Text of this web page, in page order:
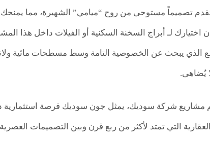
تصميماً مستوحى من روح “ميامي” الشهيرة، مما يمنحك
اختيارك لـ أبراج السخنة السكنية أو الفيلات داخل هذا
الذي يبحث عن الخصوصية التامة وسط مسطحات مائية
يُضاهى.
مشاريع شركة سوديك، يمثل جون سوديك فرصة استثمارية
التي تمتد لأكثر من ربع قرن وبين التصميمات